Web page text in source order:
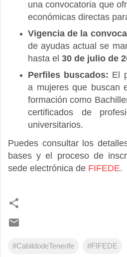
una convocatoria que
económicas directas
Vigencia de la
de ayudas actual se
hasta el 30 de julio de
Perfiles buscados: El
a mujeres que buscan
formación como
certificados de
universitarios.
Puedes consultar los
bases y el proceso de
sede electrónica de FIFEDE.
#CabildodeTenerife #FIFEDE